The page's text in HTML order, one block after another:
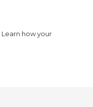
Learn how your